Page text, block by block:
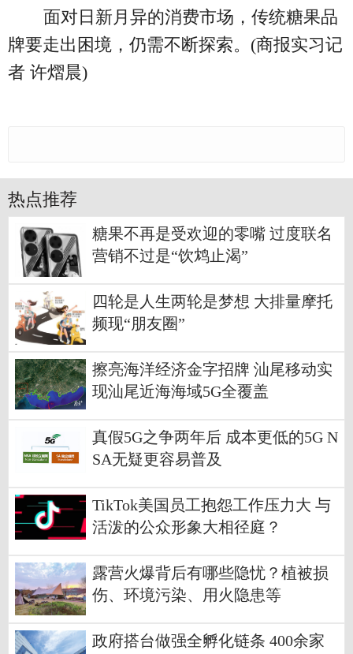
面对日新月异的消费市场，传统糖果品
牌要走出困境，仍需不断探索。(商报实习记
者 许熠晨)
热点推荐
糖果不再是受欢迎的零嘴 过度联名
营销不过是“饮鸩止渴”
四轮是人生两轮是梦想 大排量摩托
频现“朋友圈”
擦亮海洋经济金字招牌 汕尾移动实
现汕尾近海海域5G全覆盖
真假5G之争两年后 成本更低的5G N
SA无疑更容易普及
TikTok美国员工抱怨工作压力大 与
活泼的公众形象大相径庭？
露营火爆背后有哪些隐忧？植被损
伤、环境污染、用火隐患等
政府搭台做强全孵化链条 400余家